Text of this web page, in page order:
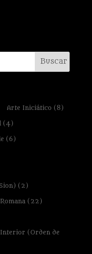
Arte Iniciático (8)
(4)
(6)
(2)
(22)
(Orden de